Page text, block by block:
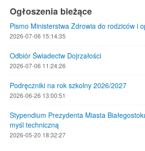
Ogłoszenia bieżące
Pismo Ministerstwa Zdrowia do rodziców i
2026-07-06 15:14:35
Odbiór Świadectw Dojrzałości
2026-07-06 11:24:26
Podręczniki na rok szkolny 2026/2027
2026-06-26 13:00:51
Stypendium Prezydenta Miasta
myśl techniczną
2026-05-20 18:32:27